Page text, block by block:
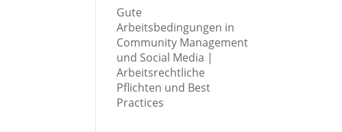
Gute
Arbeitsbedingungen in
Community Management
und Social Media |
Arbeitsrechtliche
Pflichten und Best
Practices